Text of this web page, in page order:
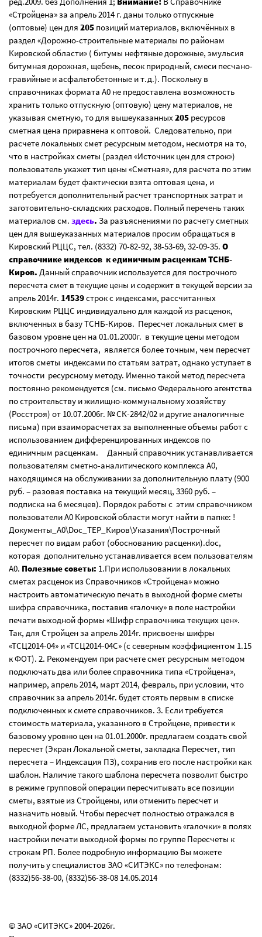
«Стройцена» за апрель 2014 г. даны только отпускные
(оптовые) цен для 205 позиций материалов, включённых в
раздел «Дорожно-строительные материалы по районам
Кировской области» ( битумы нефтяные дорожные, эмульсия
битумная дорожная, щебень, песок природный, смеси песчано-
гравийные и асфальтобетонные и т.д.). Поскольку в
справочниках формата А0 не предоставлена возможность
хранить только отпускную (оптовую) цену материалов, не
указывая сметную, то для вышеуказанных 205 ресурсов
сметная цена приравнена к оптовой. Следовательно, при
расчете локальных смет ресурсным методом, несмотря на то,
что в настройках сметы (раздел «Источник цен для строк»)
пользователь укажет тип цены «Сметная», для расчета по этим
материалам будет фактически взята оптовая цена, и
потребуется дополнительный расчет транспортных затрат и
заготовительно-складских расходов. Полный перечень таких
материалов см. здесь. За разъяснениями по расчету сметных
цен для вышеуказанных материалов просим обращаться в
Кировский РЦЦС, тел. (8332) 70-82-92, 38-53-69, 32-09-35. О
справочнике индексов к единичным расценкам ТСНБ-
Киров. Данный справочник используется для построчного
пересчета смет в текущие цены и содержит в текущей версии за
апрель 2014г. 14539строк с индексами, рассчитанных
Кировским РЦЦС индивидуально для каждой из расценок,
включенных в базу ТСНБ-Киров. Пересчет локальных смет в
базовом уровне цен на 01.01.2000г. в текущие цены методом
построчного пересчета, является более точным, чем пересчет
итогов сметы индексами по статьям затрат, однако уступает в
точности ресурсному методу. Именно такой метод пересчета
постоянно рекомендуется (см. письмо Федерального агентства
по строительству и жилищно-коммунальному хозяйству
(Росстроя) от 10.07.2006г. № СК-2842/02 и другие аналогичные
письма) при взаиморасчетах за выполненные объемы работ с
использованием дифференцированных индексов по
единичным расценкам. Данный справочник устанавливается
пользователям сметно-аналитического комплекса А0,
находящимся на обслуживании за дополнительную плату (900
руб. – разовая поставка на текущий месяц, 3360 руб. –
подписка на 6 месяцев). Порядок работы с этим справочником
пользователи А0 Кировской области могут найти в папке: !
Документы_А0\Doc_ТЕР_Киров\Указания\Построчный
пересчет по видам работ (обоснованию расценки).doc,
которая дополнительно устанавливается всем пользователям
А0. Полезные советы: 1.При использовании в локальных
сметах расценок из Справочников «Стройцена» можно
настроить автоматическую печать в выходной форме сметы
шифра справочника, поставив «галочку» в поле настройки
печати выходной формы «Шифр справочника текущих цен».
Так, для Стройцен за апрель 2014г. присвоены шифры
«ТСЦ2014-04» и «ТСЦ2014-04С» (с северным коэффициентом 1.15
к ФОТ). 2. Рекомендуем при расчете смет ресурсным методом
подключать два или более справочника типа «Стройцена»,
например, апрель 2014, март 2014, февраль, при условии, что
справочник за апрель 2014г. будет стоять первым в списке
подключенных к смете справочников. 3. Если требуется
стоимость материала, указанного в Стройцене, привести к
базовому уровню цен на 01.01.2000г. предлагаем создать свой
пересчет (Экран Локальной сметы, закладка Пересчет, тип
пересчета – Индексация ПЗ), сохранив его после настройки как
шаблон. Наличие такого шаблона пересчета позволит быстро
в режиме групповой операции пересчитывать все позиции
сметы, взятые из Стройцены, или отменить пересчет и
назначить новый. Чтобы пересчет полностью отражался в
выходной форме ЛС, предлагаем установить «галочки» в полях
настройки печати выходной формы по группе Пересчеты к
строкам РП. Более подробную информацию Вы можете
получить у специалистов ЗАО «СИТЭКС» по телефонам:
(8332)56-38-00, (8332)56-38-08 14.05.2014
© ЗАО «СИТЭКС» 2004-2026г.